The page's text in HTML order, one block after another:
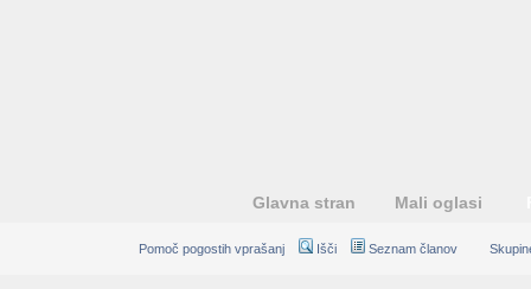
Glavna stran Mali oglasi
Pomoč pogostih vprašanj Išči Seznam članov